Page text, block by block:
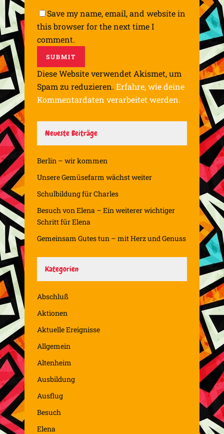
Save my name, email, and website in
this browser for the next time I
comment.
Diese Website verwendet Akismet, um
Spam zu reduzieren. Erfahre, wie deine
Kommentardaten verarbeitet werden.
Neueste Beiträge
Berlin – wir kommen
Unsere Gemüsefarm wächst weiter
Schulbildung für Charles
Besuch von Elena – Ein weiterer wichtiger
Schritt für Elena
Gemeinsam Gutes tun – mit Herz und Genuss
Kategorien
Abschluß
Aktionen
Aktuelle Ereignisse
Allgemein
Altenheim
Ausbildung
Ausflug
Besuch
Elena